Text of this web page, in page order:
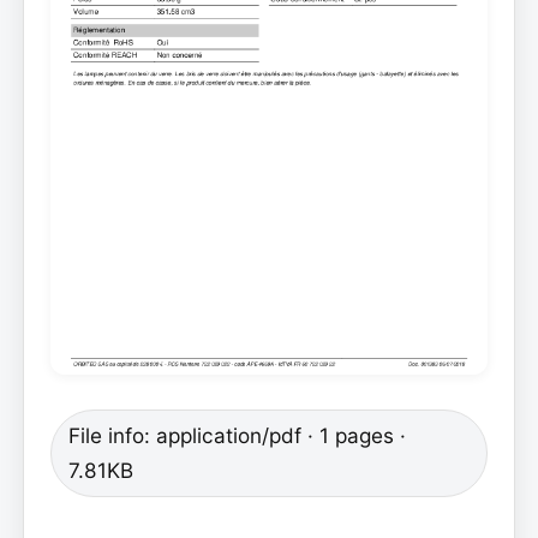
File info: application/pdf · 1 pages ·
7.81KB